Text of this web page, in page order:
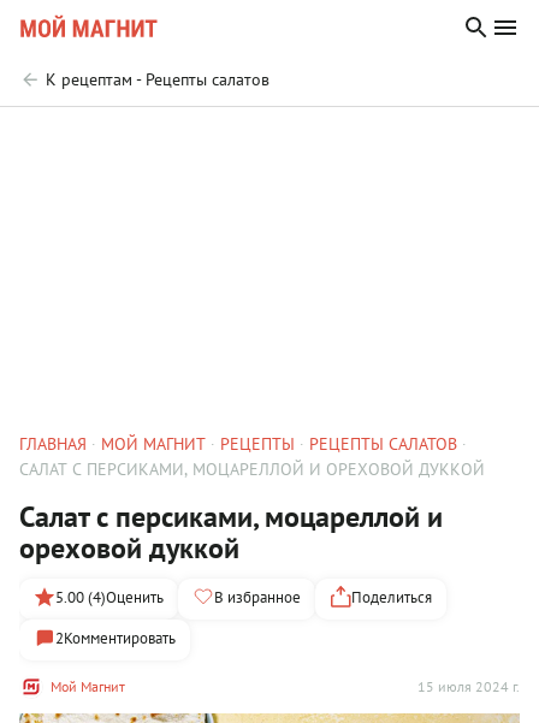
К рецептам - Рецепты салатов
ГЛАВНАЯ МОЙ МАГНИТ РЕЦЕПТЫ
РЕЦЕПТЫ САЛАТОВ
САЛАТ С ПЕРСИКАМИ, МОЦАРЕЛЛОЙ И ОРЕХОВОЙ ДУККОЙ
Салат с персиками, моцареллой и
ореховой дуккой
Мой Магнит 15 июля 2024 г.
5.00 (4)Оценить В избранное
Поделиться
2Комментировать